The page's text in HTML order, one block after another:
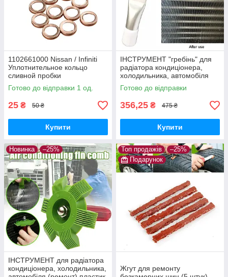
1102661000 Nissan / Infiniti
Уплотнительное кольцо
сливной пробки
Готово до відправки 1 од.
25 ₴ 50 ₴
Купити
ІНСТРУМЕНТ "гребінь" для
радіатора кондиціонера,
холодильника, автомобіля
(очищення, ремонт)
Готово до відправки
356,25 ₴ 475 ₴
Купити
Новинка –25%
ІНСТРУМЕНТ для радіатора
кондиціонера, холодильника,
Топ продажів
–25%
Подарунок
Жгут для ремонту